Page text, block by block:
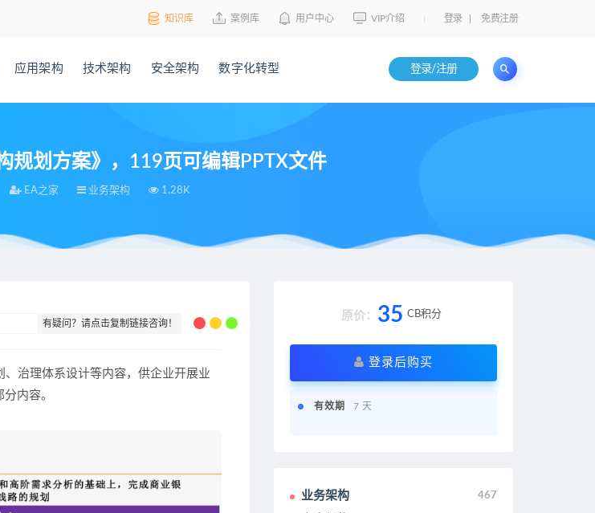
知识库 案例库 用户中心 VIP介绍 登录 免费注册
应用架构 技术架构 安全架构 数字化转型 登录/注册
规划方案》，119页可编辑PPTX文件
EA之家 业务架构 1.28K
文件
有疑问？请点击复制链接咨询！
、治理体系设计等内容，供企业开展业
内容。
原价： 35 CB积分
登录后购买
有效期 7 天
业务架构 467